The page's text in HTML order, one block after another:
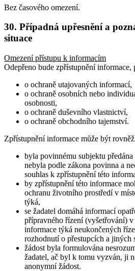
Bez časového omezení.
30. Případná upřesnění a
situace
Omezení přístupu k informacím
Odepřeno bude zpřístupnění
o ochraně utajovaných informací,
o ochraně osobních nebo
osobnosti,
o ochraně duševního vlastnictví,
o ochraně obchodního tajemství.
Zpřístupnění informace může být
byla povinnému subjektu
nebyla podle zákona povinna a
souhlas k zpřístupnění této
by zpřístupnění této informace
ochranu životního prostředí v
týká,
se žadatel domáhá informací
přípravného řízení (vyšetřování) v
informace týká neukončených
rozhodnutí o přestupcích a jiných
žádost byla formulována
žadatel, ač byl k tomu vyzván, ji
anonymní žádost.